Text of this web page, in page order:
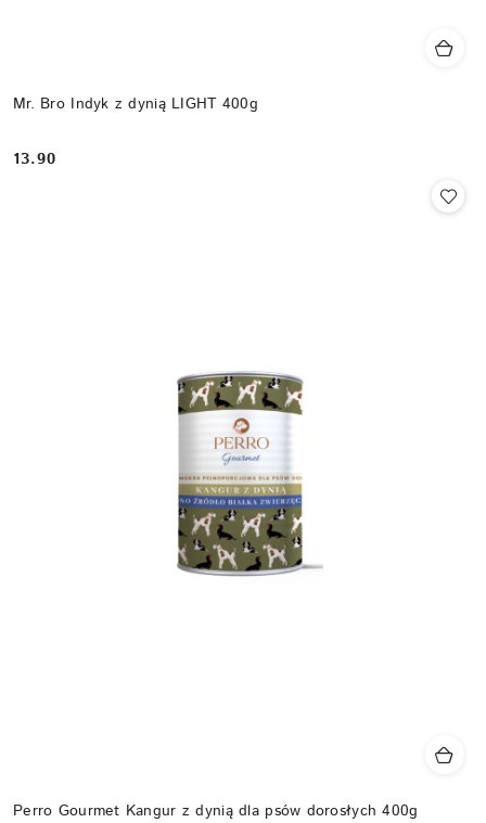
Mr. Bro Indyk z dynią LIGHT 400g
Cena:
13.90
Perro Gourmet Kangur z dynią dla psów dorosłych 400g